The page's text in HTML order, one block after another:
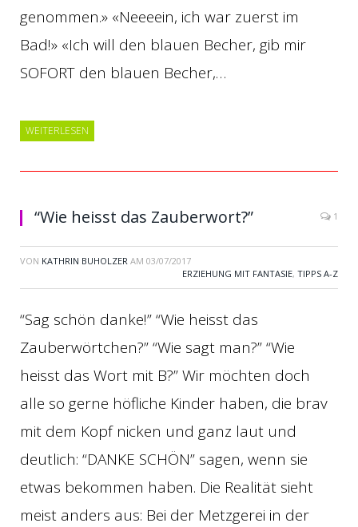
genommen.» «Neeeein, ich war zuerst im
Bad!» «Ich will den blauen Becher, gib mir
SOFORT den blauen Becher,…
WEITERLESEN
“Wie heisst das Zauberwort?” 1
VON KATHRIN BUHOLZER AM 03/07/2017
ERZIEHUNG MIT FANTASIE, TIPPS A-Z
“Sag schön danke!” “Wie heisst das
Zauberwörtchen?” “Wie sagt man?” “Wie
heisst das Wort mit B?” Wir möchten doch
alle so gerne höfliche Kinder haben, die brav
mit dem Kopf nicken und ganz laut und
deutlich: “DANKE SCHÖN” sagen, wenn sie
etwas bekommen haben. Die Realität sieht
meist anders aus: Bei der Metzgerei in der